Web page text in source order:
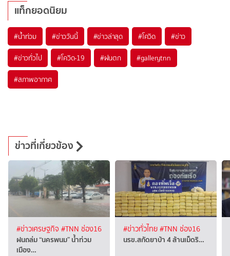
แท็กยอดนิยม
#น้ำท่วม #ข่าววันนี้ #ข่าวล่าสุด #โควิด #ข่าว
#ข่าวทั่วไป #โควิด-19 #ฝนตก #gallerytnn
#สภาพอากาศ
ข่าวที่เกี่ยวข้อง
#ข่าวเศรษฐกิจ #TNN ช่อง16
ฝนถล่ม “นครพนม” น้ำท่วม
เมือง…
#ข่าวทั่วไทย#TNN ช่อง16
นรข.สกัดยาบ้า 4 ล้านเม็ดริ…